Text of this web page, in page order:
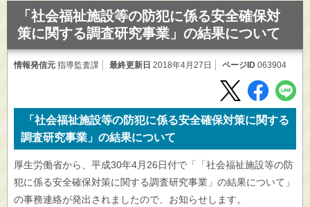
事業者向け
施設一覧
×閉じる
「社会福祉施設等の防犯に係る安全確保対
策に関する調査研究事業」の結果について
情報発信元 指導監査課 最終更新日 2018年4月27日 ページID 063904
「社会福祉施設等の防犯に係る安全確保対策に関する
調査研究事業」の結果について
厚生労働省から、平成30年4月26日付で「「社会福祉施設等の防
犯に係る安全確保対策に関する調査研究事業」の結果について」
の事務連絡が発出されましたので、お知らせします。